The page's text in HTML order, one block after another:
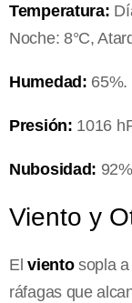
Temperatura:
Noche: 8°C,
Humedad: 65%.
Presión: 1016
Nubosidad:
Viento y
Elvientosopla a
ráfagas que